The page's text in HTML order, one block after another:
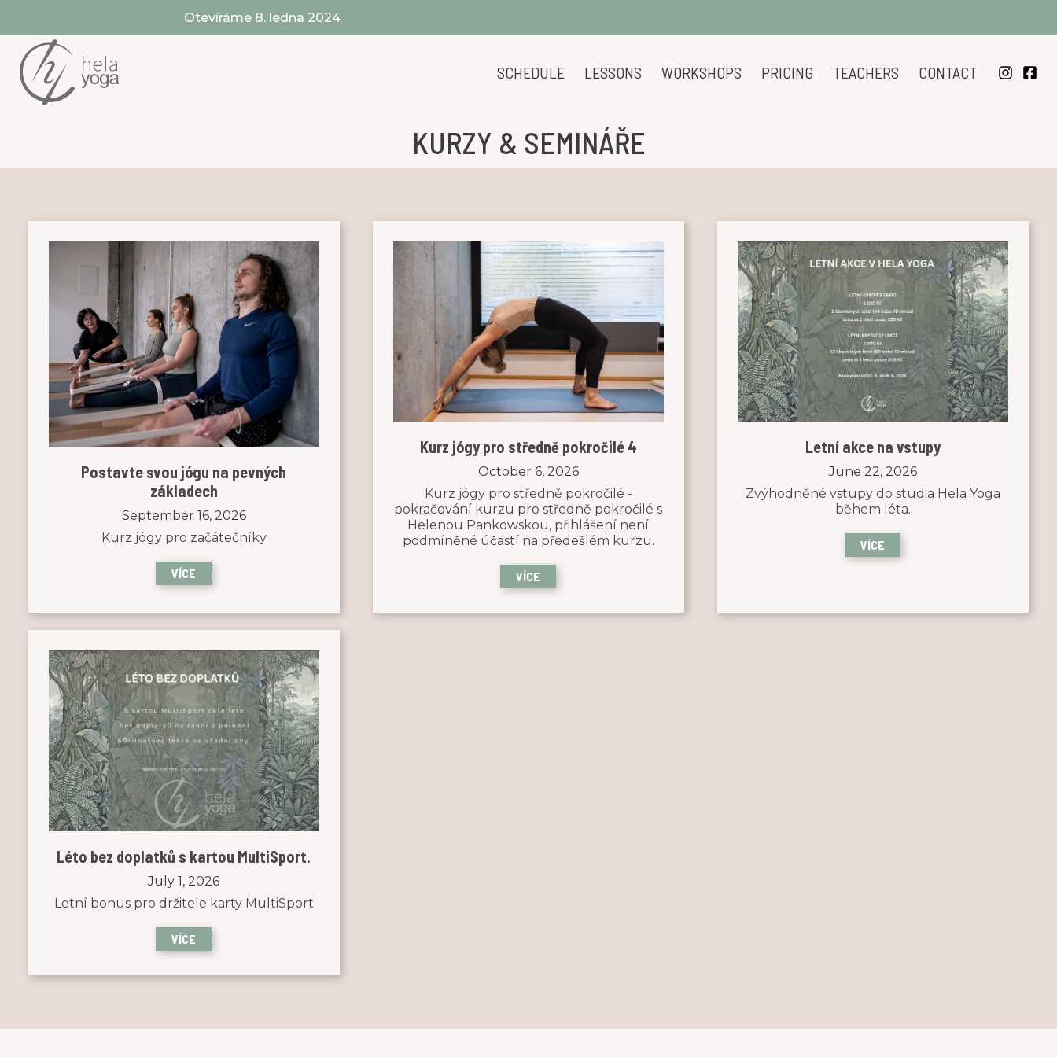
Otevíráme 8. ledna 2024
SCHEDULE LESSONS WORKSHOPS PRICING TEACHERS CONTACT
KURZY & SEMINÁŘE
Postavte svou jógu na pevných
základech
September 16, 2026
Kurz jógy pro začátečníky
VÍCE
Kurz jógy pro středně pokročilé 4
October 6, 2026
Kurz jógy pro středně pokročilé -
pokračování kurzu pro středně pokročilé s
Helenou Pankowskou, přihlášení není
podmíněné účastí na předešlém kurzu.
VÍCE
Letní akce na vstupy
June 22, 2026
Zvýhodněné vstupy do studia Hela Yoga
během léta.
VÍCE
Léto bez doplatků s kartou MultiSport.
July 1, 2026
Letní bonus pro držitele karty MultiSport
VÍCE